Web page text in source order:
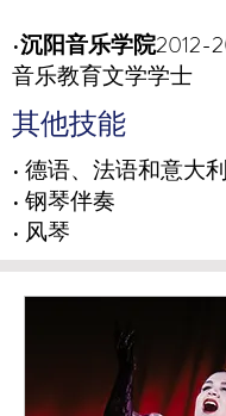
•沉阳音乐学院2012-
音乐教育文学学士
其他技能
• 德语、法语和意大
• 钢琴伴奏
• 风琴